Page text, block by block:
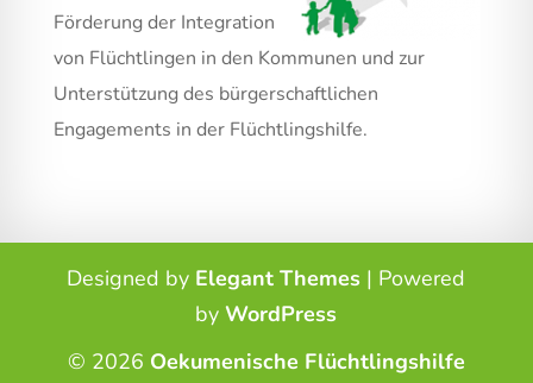
Förderung der Integration
von Flüchtlingen in den Kommunen und zur
Unterstützung des bürgerschaftlichen
Engagements in der Flüchtlingshilfe.
Designed by Elegant Themes | Powered
byWordPress
© 2026 Oekumenische Flüchtlingshilfe